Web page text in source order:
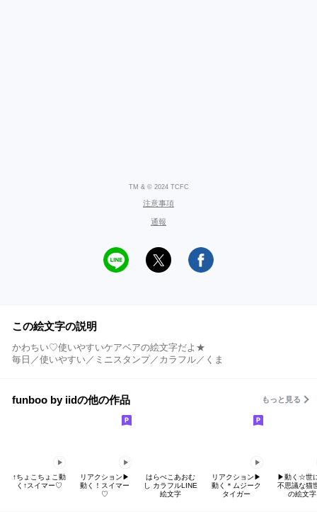
TM & © 2024 TCFC
注意事項
通報
この絵文字の説明
かわちい♡使いやすいケアベアの絵文字だよ★
毎日／使いやすい／ミニスタンプ／カラフル／くま
funboo by iidの他の作品 もっと見る
↑ちょこちょこ動
く↑スイマー♡
リアクション▶︎
動く！スイマー
♡
はらぺこあおむ
し カラフルLINE
絵文字
リアクション▶︎
動く＊ムジーク
タイガー
▶︎動く☆世
不思議な猫
の絵文字